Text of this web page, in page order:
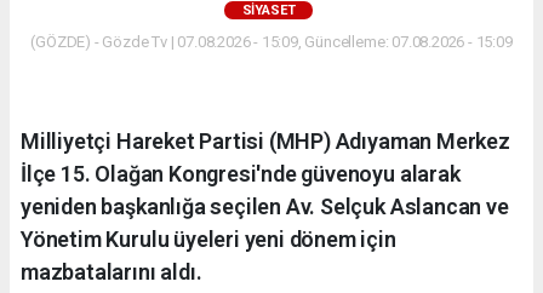
SIYASET
(GÖZDE) - Gözde Tv | 07.08.2026 - 15:09, Güncelleme: 07.08.2026 - 15:09
Milliyetçi Hareket Partisi (MHP) Adıyaman Merkez
İlçe 15. Olağan Kongresi'nde güvenoyu alarak
yeniden başkanlığa seçilen Av. Selçuk Aslancan ve
Yönetim Kurulu üyeleri yeni dönem için
mazbatalarını aldı.